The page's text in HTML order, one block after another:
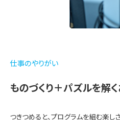
仕事のやりがい
ものづくり＋パズルを解
つきつめると、プログラムを組む楽し